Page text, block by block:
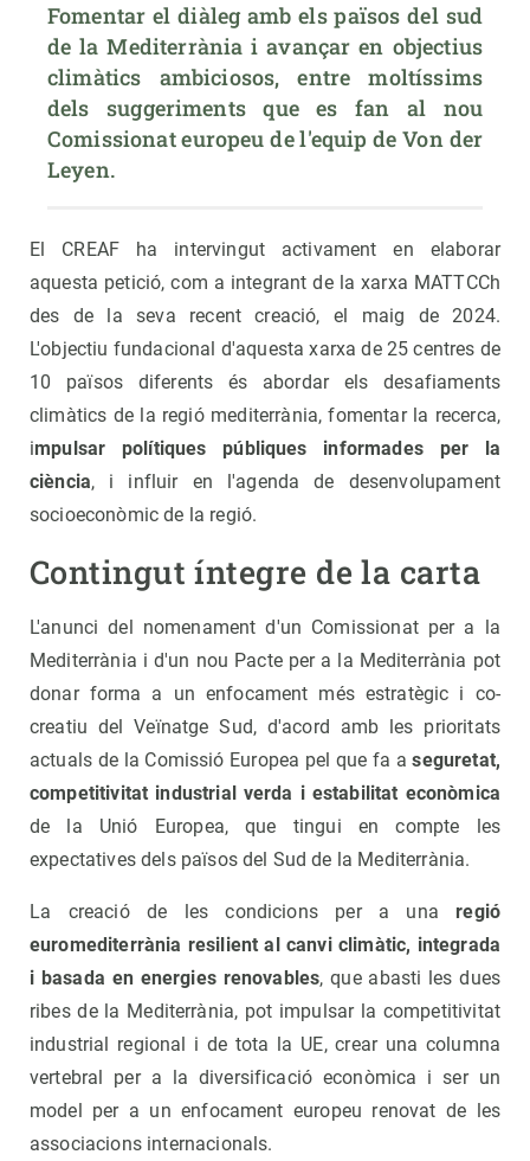
Fomentar el diàleg amb els països del sud
de la Mediterrània i avançar en objectius
climàtics ambiciosos, entre moltíssims
dels suggeriments que es fan al nou
Comissionat europeu de l'equip de Von der
Leyen.
El CREAF ha intervingut activament en elaborar
aquesta petició, com a integrant de la xarxa MATTCCh
des de la seva recent creació, el maig de 2024.
L'objectiu fundacional d'aquesta xarxa de 25 centres de
10 països diferents és abordar els desafiaments
climàtics de la regió mediterrània, fomentar la recerca,
impulsar polítiques públiques informades per la
ciència, i influir en l'agenda de desenvolupament
socioeconòmic de la regió.
Contingut íntegre de la carta
L'anunci del nomenament d'un Comissionat per a la
Mediterrània i d'un nou Pacte per a la Mediterrània pot
donar forma a un enfocament més estratègic i co-
creatiu del Veïnatge Sud, d'acord amb les prioritats
actuals de la Comissió Europea pel que fa aseguretat,
competitivitat industrial verda i estabilitat econòmica
de la Unió Europea, que tingui en compte les
expectatives dels països del Sud de la Mediterrània.
La creació de les condicions per a unaregió
euromediterrània resilient al canvi climàtic, integrada
i basada en energies renovables, que abasti les dues
ribes de la Mediterrània, pot impulsar la competitivitat
industrial regional i de tota la UE, crear una columna
vertebral per a la diversificació econòmica i ser un
model per a un enfocament europeu renovat de les
associacions internacionals.